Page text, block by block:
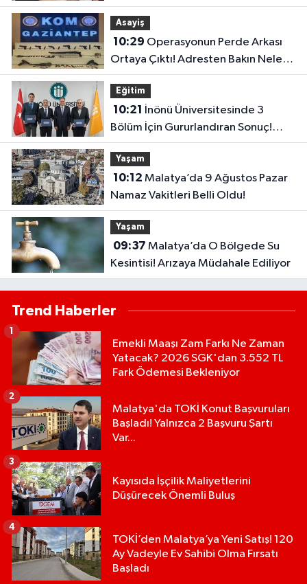
Asayiş
10:29
Ortaya Çıktı! Adresten Bakın Neler
Çıktı
Eğitim
10:21
Bölüm İçin Gururlandıran Sonuç!
2028’e Kadar Geçerli
Yaşam
10:12
Namaz Vakitleri Belli Oldu!
Yaşam
09:37
Kesintisi! Arızaya Müdahale Ediliyor
Trend Haberler
Emekli Maaşı Zam Farkı Ne Zaman
Yatacak? 2026 SGK'dan 3.552 TL
Fark Ödemesi Bekleniyor
1
Malatya'da TOKİ Konut Başvuruları
Başladı! Yalnızca 2 Başvuru Şartı
Var...
2
Kayısıda İşçilik Maliyetlerini
Düşürecek Önemli Buluş
3
TOKİ’den Malatya’ya Yeni Satış! 120
Ay Vadeyle Ev Sahibi Olma Fırsatı
Başladı
4